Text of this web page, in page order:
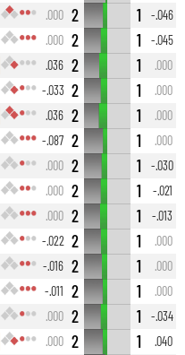
.000 2 1
-.046
.000 2 1
-.045
.036 2 1
.000
-.033 2 1
.000
.036 2 1
.000
-.087 2 1
.000
.000 2 1
-.030
.000 2 1
-.021
.000 2 1
-.013
-.022 2 1
.000
-.016 2 1
.000
-.011 2 1
.000
.000 2 1
-.034
.000 2 1
.040